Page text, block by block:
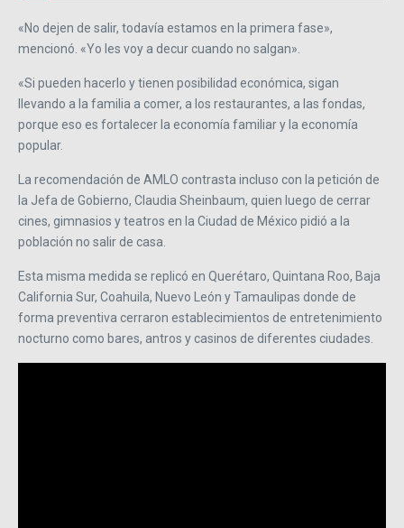
«No dejen de salir, todavía estamos en la primera fase»,
mencionó. «Yo les voy a decur cuando no salgan».
«Si pueden hacerlo y tienen posibilidad económica, sigan
llevando a la familia a comer, a los restaurantes, a las fondas,
porque eso es fortalecer la economía familiar y la economía
popular.
La recomendación de AMLO contrasta incluso con la petición de
la Jefa de Gobierno, Claudia Sheinbaum, quien luego de cerrar
cines, gimnasios y teatros en la Ciudad de México pidió a la
población no salir de casa.
Esta misma medida se replicó en Querétaro, Quintana Roo, Baja
California Sur, Coahuila, Nuevo León y Tamaulipas donde de
forma preventiva cerraron establecimientos de entretenimiento
nocturno como bares, antros y casinos de diferentes ciudades.